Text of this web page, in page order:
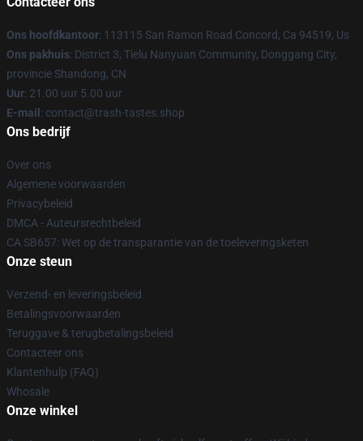
Ons hoofdkantoor: 113115 San Ramon Road Concord, Ca 94519, Us
Ons pakhuis: District 3, Tielu Nanyuan Community, Donggang City,
provincie Shandong, CN
Uur: 21.00 uur 5.00 uur
E-mail : contact@trash-tastes.shop
Ons bedrijf
Over ons
Algemene voorwaarden
Privacybeleid
DMCA - Auteursrechtbeleid
CA SB657: Wet op de transparantie van de toeleveringsketen
Onze steun
Verzend- en leveringsbeleid
Betalingsvoorwaarden
Teruggave & terugbetalingsbeleid
Contacteer ons
Klantenhulp (FAQ)
Whosale
Onze winkel